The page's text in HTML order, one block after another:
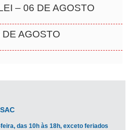
– 06 DE AGOSTO
AGOSTO
das 10h às 18h, exceto feriados